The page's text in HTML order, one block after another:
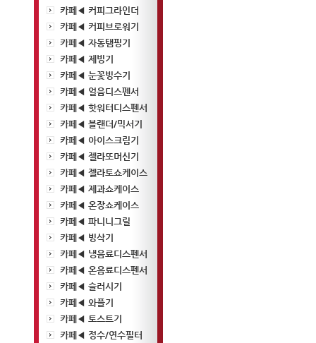
카페◀ 커피그라인더
카페◀ 커피브로워기
카페◀ 자동탬핑기
카페◀ 제빙기
카페◀ 눈꽃빙수기
카페◀ 얼음디스펜서
카페◀ 핫워터디스펜서
카페◀ 블랜더/믹서기
카페◀ 아이스크림기
카페◀ 젤라또머신기
카페◀ 젤라토쇼케이스
카페◀ 제과쇼케이스
카페◀ 온장쇼케이스
카페◀ 파니니그릴
카페◀ 빙삭기
카페◀ 냉음료디스펜서
카페◀ 온음료디스펜서
카페◀ 슬러시기
카페◀ 와플기
카페◀ 토스트기
카페◀ 정수/연수필터